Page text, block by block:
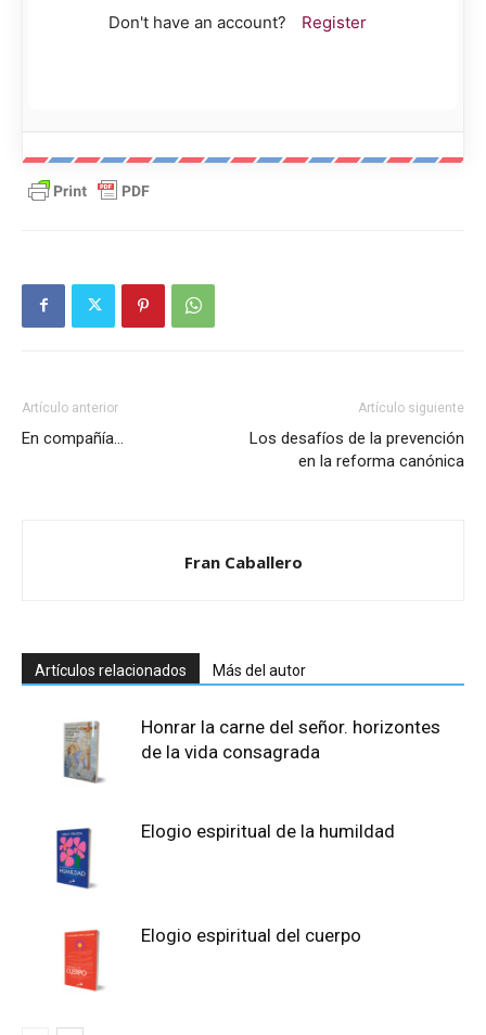
Don't have an account? Register
Artículo anterior
En compañía…
Artículo siguiente
Los desafíos de la prevención
en la reforma canónica
Fran Caballero
Artículos relacionados Más del autor
Honrar la carne del señor. horizontes
de la vida consagrada
Elogio espiritual de la humildad
Elogio espiritual del cuerpo